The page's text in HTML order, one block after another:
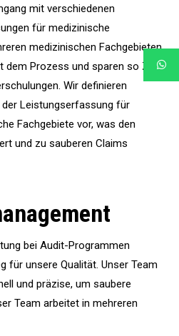
mit verschiedenen
für medizinische
medizinischen Fachgebieten
dem Prozess und sparen so Zeit
Wir definieren
Leistungserfassung für
Fachgebiete vor, was den
und zu sauberen Claims
bei Audit-Programmen
für unsere Qualität. Unser Team
und präzise, um saubere
Team arbeitet in mehreren